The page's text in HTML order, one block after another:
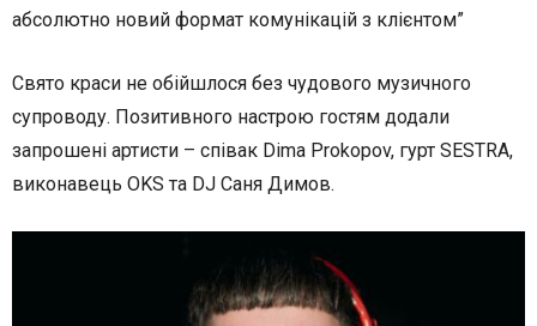
абсолютно новий формат комунікацій з клієнтом”
Свято краси не обійшлося без чудового музичного
супроводу. Позитивного настрою гостям додали
запрошені артисти – співак Dima Prokopov, гурт SESTRA,
виконавець OKS та DJ Саня Димов.